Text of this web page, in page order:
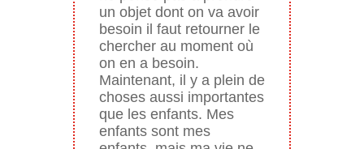
un objet dont on va avoir
besoin il faut retourner le
chercher au moment où
on en a besoin.
Maintenant, il y a plein de
choses aussi importantes
que les enfants. Mes
enfants sont mes